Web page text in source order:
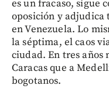
es un fracaso, sigue
oposición y adjudica
en Venezuela. Lo
la séptima, el caos
ciudad. En tres años
Caracas que a
bogotanos.